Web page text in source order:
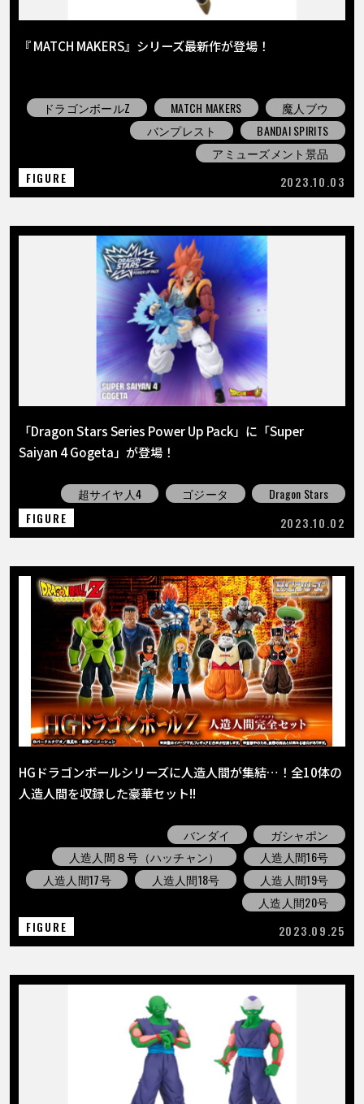
『 MATCH MAKERS』シリーズ最新作が登場！
ドラゴンボールZ MATCH MAKERS
魔人ブウ
バンプレスト
BANDAI SPIRITS
アミューズメント景品
FIGURE
2023.10.03
「Dragon Stars Series Power Up Pack」に「Super
Saiyan 4 Gogeta」が登場！
超サイヤ人4 ゴジータ
Dragon Stars
FIGURE
2023.10.02
HGドラゴンボールシリーズに人造人間が集結…！全10体の
人造人間を収録した豪華セット!!
バンダイ
ガシャポン
人造人間８号（ハッチャン）
人造人間16号
人造人間17号
人造人間18号
人造人間19号
人造人間20号
FIGURE
2023.09.25